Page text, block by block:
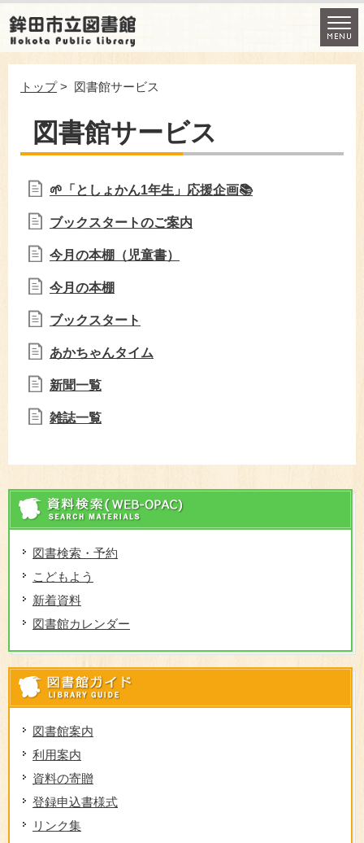
図書検索・予約
こどもよう
新着資料
図書館カレンダー
図書館案内
利用案内
資料の寄贈
登録申込書様式
リンク集
トップ> 図書館サービス
図書館サービス
🌱「としょかん1年生」応援企画📚
ブックスタートのご案内
今月の本棚（児童書）
今月の本棚
ブックスタート
あかちゃんタイム
新聞一覧
雑誌一覧